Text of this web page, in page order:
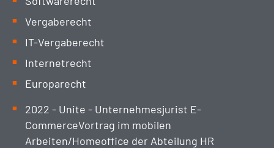
Vergaberecht
IT-Vergaberecht
Internetrecht
Europarecht
2022 - Unite - Unternehmesjurist E-
CommerceVortrag im mobilen
Arbeiten/Homeoffice der Abteilung HR